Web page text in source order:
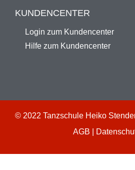
KUNDENCENTER
Login zum Kundencenter
Hilfe zum Kundencenter
© 2022 Tanzschule Heiko
AGB